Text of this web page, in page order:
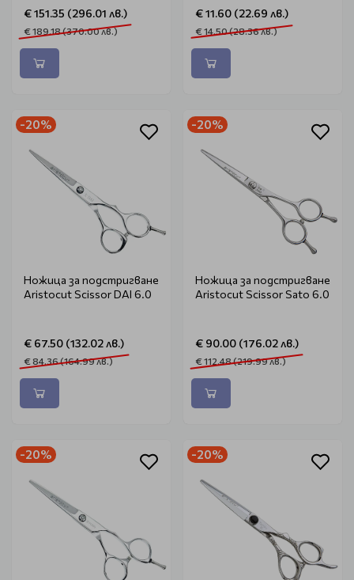
€ 151.35 (296.01 лв.)
€ 189.18 (370.00 лв.)
€ 11.60 (22.69 лв.)
€ 14.50 (28.36 лв.)
-20%
Ножица за подстригване
Aristocut Scissor DAI 6.0
€ 67.50 (132.02 лв.)
€ 84.36 (164.99 лв.)
-20%
Ножица за подстригване
Aristocut Scissor Sato 6.0
€ 90.00 (176.02 лв.)
€ 112.48 (219.99 лв.)
-20% -20%